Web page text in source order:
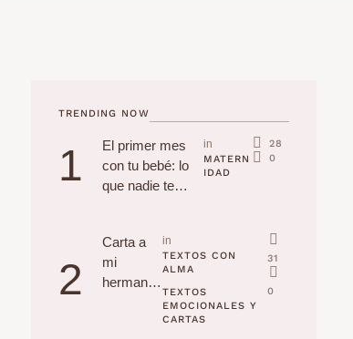
TRENDING NOW
1
El primer mes
con tu bebé: lo
que nadie te
in
MATERN
IDAD
28
0
2
Carta a
mi
hermana
in
TEXTOS CON
ALMA
TEXTOS
EMOCIONALES Y
CARTAS
31
0